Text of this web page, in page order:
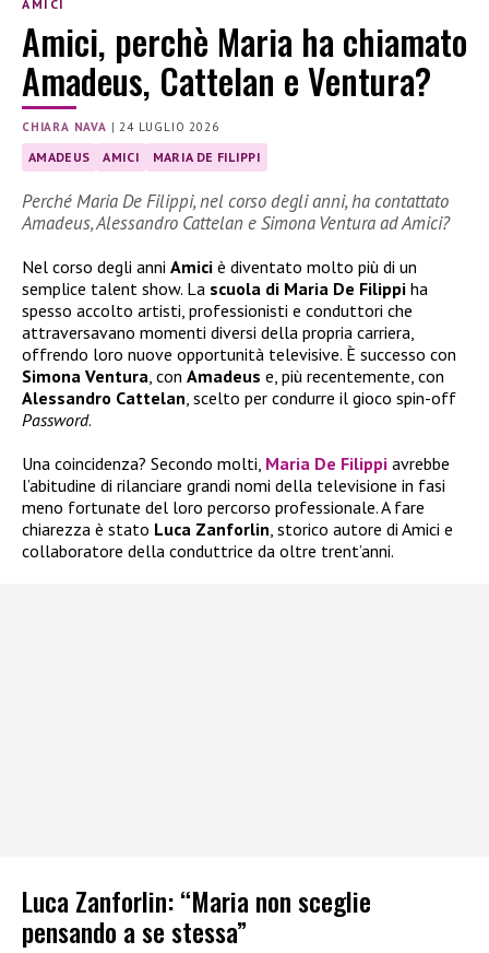
AMICI
Amici, perchè Maria ha chiamato
Amadeus, Cattelan e Ventura?
CHIARA NAVA |24 LUGLIO 2026
AMADEUS AMICI MARIA DE FILIPPI
Perché Maria De Filippi, nel corso degli anni, ha contattato
Amadeus, Alessandro Cattelan e Simona Ventura ad Amici?
Nel corso degli anni Amici è diventato molto più di un
semplice talent show. La scuola di Maria De Filippi ha
spesso accolto artisti, professionisti e conduttori che
attraversavano momenti diversi della propria carriera,
offrendo loro nuove opportunità televisive. È successo con
Simona Ventura, con Amadeus e, più recentemente, con
Alessandro Cattelan, scelto per condurre il gioco spin-off
Password.
Una coincidenza? Secondo molti, Maria De Filippi avrebbe
l’abitudine di rilanciare grandi nomi della televisione in fasi
meno fortunate del loro percorso professionale. A fare
chiarezza è stato Luca Zanforlin, storico autore di Amici e
collaboratore della conduttrice da oltre trent’anni.
Luca Zanforlin: “Maria non sceglie
pensando a se stessa”